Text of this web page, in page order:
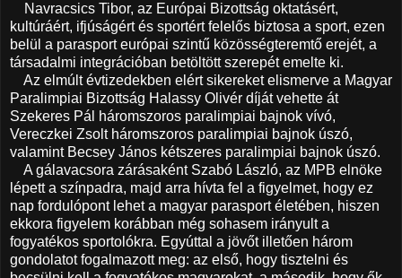
Navracsics Tibor, az Európai Bizottság oktatásért,
kultúráért, ifjúságért és sportért felelős biztosa a sport, ezen
belül a parasport európai szintű közösségteremtő erejét, a
társadalmi integrációban betöltött szerepét emelte ki.
Az elmúlt évtizedekben elért sikereket elismerve a Magyar
Paralimpiai Bizottság Halassy Olivér díját vehette át
Szekeres Pál háromszoros paralimpiai bajnok vívó,
Vereczkei Zsolt háromszoros paralimpiai bajnok úszó,
valamint Becsey János kétszeres paralimpiai bajnok úszó.
A gálavacsora zárásaként Szabó László, az MPB elnöke
lépett a színpadra, majd arra hívta fel a figyelmet, hogy ez
nap fordulópont lehet a magyar parasport életében, hiszen
ekkora figyelem korábban még sohasem irányult a
fogyatékos sportolókra. Egyúttal a jövőt illetően három
gondolatot fogalmazott meg: az első, hogy tisztelni és